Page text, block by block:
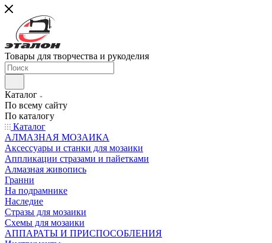
Товары для творчества и рукоделия
Каталог
По всему сайту
По каталогу
Каталог
АЛМАЗНАЯ МОЗАИКА
Аксессуары и станки для мозаики
Аппликации стразами и пайетками
Алмазная живопись
Гранни
На подрамнике
Наследие
Стразы для мозаики
Схемы для мозаики
АППАРАТЫ И ПРИСПОСОБЛЕНИЯ